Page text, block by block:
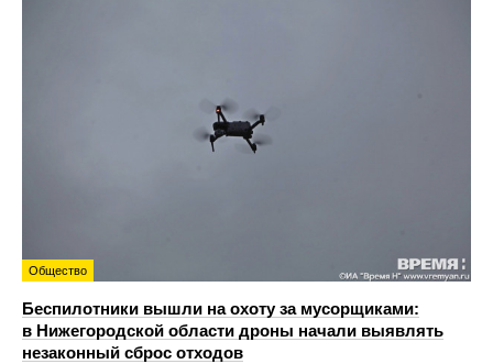
Общество
Беспилотники вышли на охоту за мусорщиками:
в Нижегородской области дроны начали выявлять
незаконный сброс отходов